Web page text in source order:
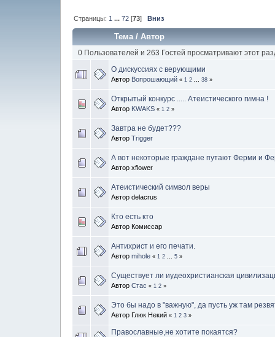
Страницы: 1 ...72 [73]Вниз
Тема/Автор
0 Пользователей и 263 Гостей просматривают этот
О дискуссиях с верующими
Автор Вопрошающий « 1 2 38 »
Открытый конкурс ..... Атеистического гимна !
Автор KWAKS « 1 2 »
Завтра не будет???
Автор Trigger
А вот некоторые граждане путают Ферми и
Автор xflower
Атеистический символ веры
Автор delacrus
Кто есть кто
Автор Комиссар
Антихрист и его печати.
Автор mihole « 1 2 5 »
Существует ли иудеохристианская
Автор Стас « 1 2 »
Это бы надо в "важную", да пусть уж там
Автор Глюк Некий « 1 2 3 »
Православные,не хотите покаятся?